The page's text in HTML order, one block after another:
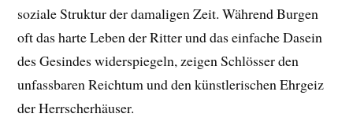
soziale Struktur der damaligen Zeit. Während Burgen
oft das harte Leben der Ritter und das einfache Dasein
des Gesindes widerspiegeln, zeigen Schlösser den
unfassbaren Reichtum und den künstlerischen Ehrgeiz
der Herrscherhäuser.